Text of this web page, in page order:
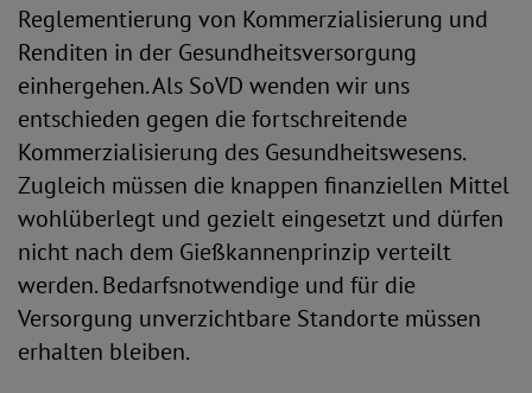
Reglementierung von Kommerzialisierung und
Renditen in der Gesundheitsversorgung
einhergehen. Als SoVD wenden wir uns
entschieden gegen die fortschreitende
Kommerzialisierung des Gesundheitswesens.
Zugleich müssen die knappen finanziellen Mittel
wohlüberlegt und gezielt eingesetzt und dürfen
nicht nach dem Gießkannenprinzip verteilt
werden. Bedarfsnotwendige und für die
Versorgung unverzichtbare Standorte müssen
erhalten bleiben.